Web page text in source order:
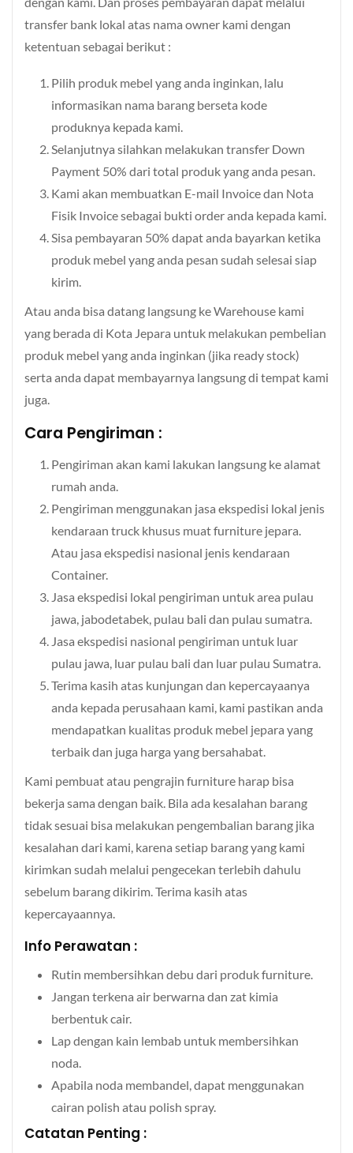
transfer bank lokal atas nama owner kami dengan
ketentuan sebagai berikut :
Pilih produk mebel yang anda inginkan, lalu
informasikan nama barang berseta kode
produknya kepada kami.
Selanjutnya silahkan melakukan transfer Down
Payment 50% dari total produk yang anda pesan.
Kami akan membuatkan E-mail Invoice dan Nota
Fisik Invoice sebagai bukti order anda kepada kami.
Sisa pembayaran 50% dapat anda bayarkan ketika
produk mebel yang anda pesan sudah selesai siap
kirim.
Atau anda bisa datang langsung ke Warehouse kami
yang berada di Kota Jepara untuk melakukan pembelian
produk mebel yang anda inginkan (jika ready stock)
serta anda dapat membayarnya langsung di tempat kami
juga.
Cara Pengiriman :
Pengiriman akan kami lakukan langsung ke alamat
rumah anda.
Pengiriman menggunakan jasa ekspedisi lokal jenis
kendaraan truck khusus muat furniture jepara.
Atau jasa ekspedisi nasional jenis kendaraan
Container.
Jasa ekspedisi lokal pengiriman untuk area pulau
jawa, jabodetabek, pulau bali dan pulau sumatra.
Jasa ekspedisi nasional pengiriman untuk luar
pulau jawa, luar pulau bali dan luar pulau Sumatra.
Terima kasih atas kunjungan dan kepercayaanya
anda kepada perusahaan kami, kami pastikan anda
mendapatkan kualitas produk mebel jepara yang
terbaik dan juga harga yang bersahabat.
Kami pembuat atau pengrajin furniture harap bisa
bekerja sama dengan baik. Bila ada kesalahan barang
tidak sesuai bisa melakukan pengembalian barang jika
kesalahan dari kami, karena setiap barang yang kami
kirimkan sudah melalui pengecekan terlebih dahulu
sebelum barang dikirim. Terima kasih atas
kepercayaannya.
Info Perawatan :
Rutin membersihkan debu dari produk furniture.
Jangan terkena air berwarna dan zat kimia
berbentuk cair.
Lap dengan kain lembab untuk membersihkan
noda.
Apabila noda membandel, dapat menggunakan
cairan polish atau polish spray.
Catatan Penting :